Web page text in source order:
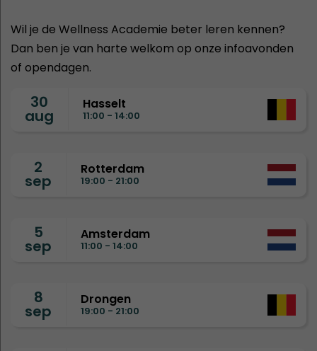
Wil je de Wellness Academie beter leren kennen?
Dan ben je van harte welkom op onze infoavonden
of opendagen.
30
aug
Hasselt
11:00 - 14:00
2
sep
Rotterdam
19:00 - 21:00
5
sep
Amsterdam
11:00 - 14:00
8
sep
Drongen
19:00 - 21:00